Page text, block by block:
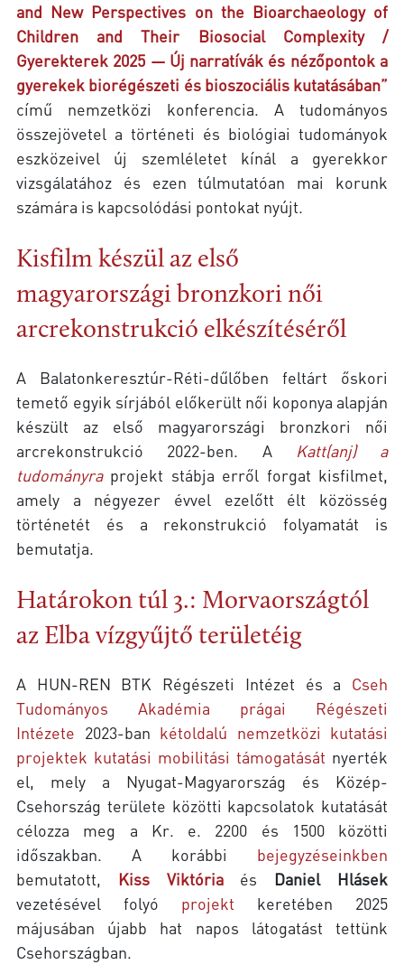
and New Perspectives on the Bioarchaeology of
Children and Their Biosocial Complexity /
Gyerekterek 2025 — Új narratívák és nézőpontok a
gyerekek biorégészeti és bioszociális kutatásában”
című nemzetközi konferencia. A tudományos
összejövetel a történeti és biológiai tudományok
eszközeivel új szemléletet kínál a gyerekkor
vizsgálatához és ezen túlmutatóan mai korunk
számára is kapcsolódási pontokat nyújt.
Kisfilm készül az első
magyarországi bronzkori női
arcrekonstrukció elkészítéséről
A Balatonkeresztúr-Réti-dűlőben feltárt őskori
temető egyik sírjából előkerült női koponya alapján
készült az első magyarországi bronzkori női
arcrekonstrukció 2022-ben. A Katt(anj) a
tudományraprojekt stábja erről forgat kisfilmet,
amely a négyezer évvel ezelőtt élt közösség
történetét és a rekonstrukció folyamatát is
bemutatja.
Határokon túl 3.: Morvaországtól
az Elba vízgyűjtő területéig
A HUN-REN BTK Régészeti Intézet és a Cseh
Tudományos Akadémia prágai Régészeti
Intézete 2023-ban kétoldalú nemzetközi kutatási
projektek kutatási mobilitási támogatását nyerték
el, mely a Nyugat-Magyarország és Közép-
Csehország területe közötti kapcsolatok kutatását
célozza meg a Kr. e. 2200 és 1500 közötti
időszakban. A korábbi bejegyzéseinkben
bemutatott, Kiss Viktóriaés Daniel Hlásek
vezetésével folyó projekt keretében 2025
májusában újabb hat napos látogatást tettünk
Csehországban.